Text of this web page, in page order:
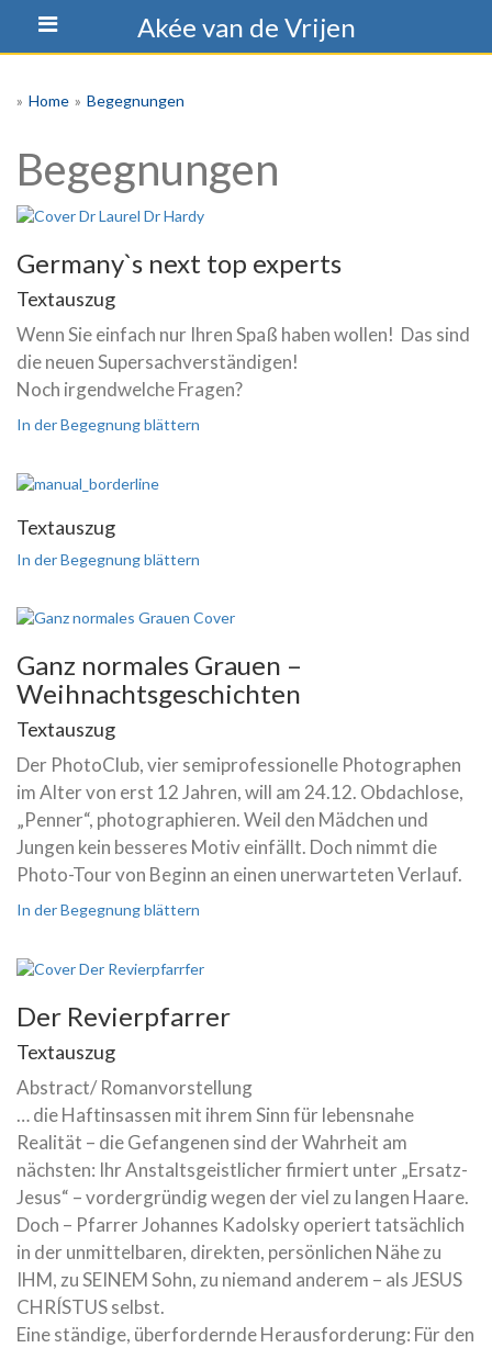
content
Akée van de Vrijen
» Home » Begegnungen
Begegnungen
Germany`s next top experts
Textauszug
Wenn Sie einfach nur Ihren Spaß haben wollen! Das sind
die neuen Supersachverständigen!
Noch irgendwelche Fragen?
In der Begegnung blättern
Textauszug
In der Begegnung blättern
Ganz normales Grauen –
Weihnachtsgeschichten
Textauszug
Der PhotoClub, vier semiprofessionelle Photographen
im Alter von erst 12 Jahren, will am 24.12. Obdachlose,
„Penner“, photographieren. Weil den Mädchen und
Jungen kein besseres Motiv einfällt. Doch nimmt die
Photo-Tour von Beginn an einen unerwarteten Verlauf.
In der Begegnung blättern
Der Revierpfarrer
Textauszug
Abstract/ Romanvorstellung
… die Haftinsassen mit ihrem Sinn für lebensnahe
Realität – die Gefangenen sind der Wahrheit am
nächsten: Ihr Anstaltsgeistlicher firmiert unter „Ersatz-
Jesus“ – vordergründig wegen der viel zu langen Haare.
Doch – Pfarrer Johannes Kadolsky operiert tatsächlich
in der unmittelbaren, direkten, persönlichen Nähe zu
IHM, zu SEINEM Sohn, zu niemand anderem – als JESUS
CHRÍSTUS selbst.
Eine ständige, überfordernde Herausforderung: Für den